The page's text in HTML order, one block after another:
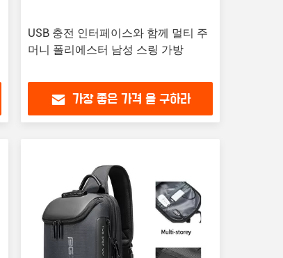
USB 충전 인터페이스와 함께 멀티 주
머니 폴리에스터 남성 스링 가방
가장 좋은 가격 을 구하라